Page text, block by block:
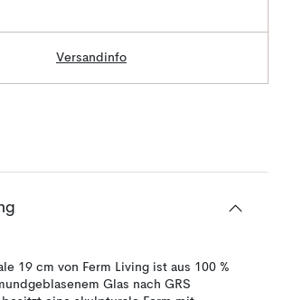
Versandinfo
19 cm von Ferm Living ist aus 100 %
Glas nach GRS